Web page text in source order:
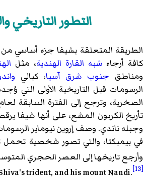
التطور التاريخي
الطريقة المتعلقة بشيفا جزء أساسي من
كافة أرجاءشبه القارة الهندية، مثل
ومناطق جنوب شرق آسيا، كبالي
الرسومات قبل التاريخية الأولى التي
تأريخ الكربون المشع، على أنها شيفا
وجبله ناندي. وصف إروين نيوماير
في بيمبكتا، والتي تصور شخصية تحمل
وأرجع تاريخها إلى العصر الحجري
trident, and his mount Nandi.[13]